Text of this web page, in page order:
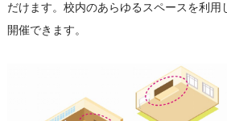
だけます。校内のあらゆるスペースを利用
開催できます。